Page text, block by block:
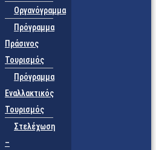
Οργανόγραμμα
Πρόγραμμα
Πράσινος
Τουρισμός
Πρόγραμμα
Εναλλακτικός
Τουρισμός
Στελέχωση
–